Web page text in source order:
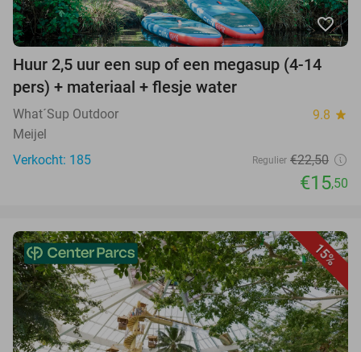
favorite_border
Huur 2,5 uur een sup of een megasup (4-14
pers) + materiaal + flesje water
What´Sup Outdoor 9.8 star
Meijel
Verkocht: 185
Regulier €22,50
€15,50
15%